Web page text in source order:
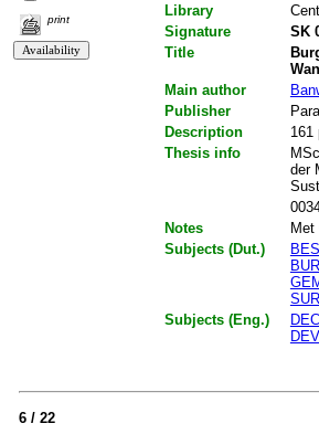
print
Library
Signature
SK
Title
Main author
Publisher
Description
161
Thesis info
der
Notes
Subjects (Dut.)
Subjects (Eng.)
6 / 22